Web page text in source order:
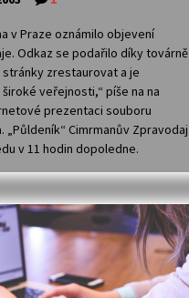
v Praze oznámilo objevení
Odkaz se podařilo díky továrně
zrestaurovat a je
veřejnosti,“ píše na na
prezentaci souboru
„Půldeník“ Cimrmanův Zpravodaj
v 11 hodin dopoledne.